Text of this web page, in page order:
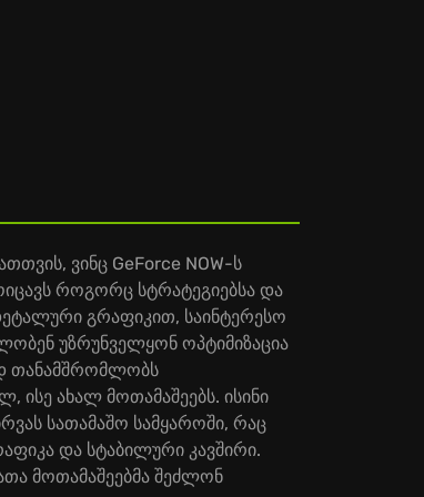
ვინც GeForce NOW-ს
როგორც სტრატეგიებსა და
გრაფიკით, საინტერესო
უზრუნველყონ ოპტიმიზაცია
თანამშრომლობს
ახალ მოთამაშეებს. ისინი
სათამაშო სამყაროში, რაც
და სტაბილური კავშირი.
მოთამაშეებმა შეძლონ